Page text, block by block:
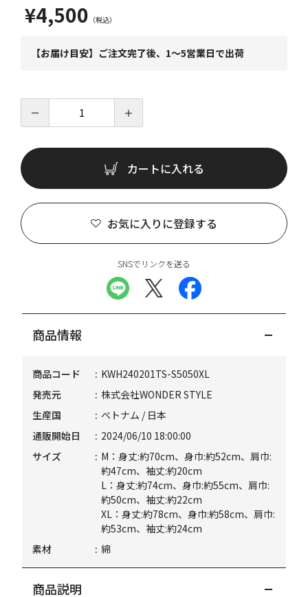
¥4,500
【お届け目安】ご注文完了後、1～5営業日で出荷
－ ＋
カートに入れる
お気に入りに登録する
SNSでリンクを送る
商品情報
商品コード
KWH240201TS-S5050XL
発売元
株式会社WONDER STYLE
生産国
ベトナム / 日本
通販開始日
2024/06/10 18:00:00
サイズ
M：身丈:約70cm、身巾:約52cm、肩巾:
約47cm、袖丈:約20cm
L：身丈:約74cm、身巾:約55cm、肩巾:
約50cm、袖丈:約22cm
XL：身丈:約78cm、身巾:約58cm、肩巾:
約53cm、袖丈:約24cm
素材
綿
商品説明